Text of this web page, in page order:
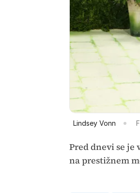
Lindsey Vonn
Pred dnevi se
na prestižnem